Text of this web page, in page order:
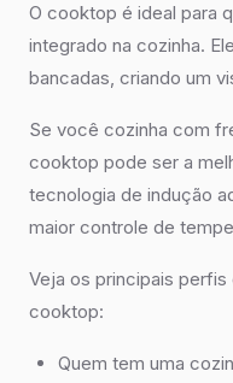
O cooktop é ideal para
integrado na cozinha.
bancadas, criando um
Se você cozinha com
cooktop pode ser a
tecnologia de indução
maior controle de
Veja os principais
cooktop:
Quem tem uma